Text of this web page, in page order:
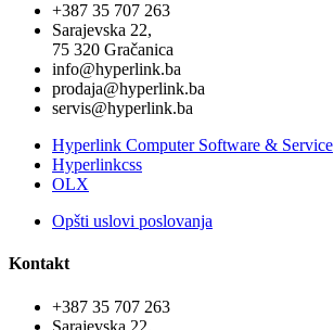
+387 35 707 263
Sarajevska 22,
75 320 Gračanica
info@hyperlink.ba
prodaja@hyperlink.ba
servis@hyperlink.ba
Hyperlink Computer Software & Service
Hyperlinkcss
OLX
Opšti uslovi poslovanja
Kontakt
+387 35 707 263
Sarajevska 22,